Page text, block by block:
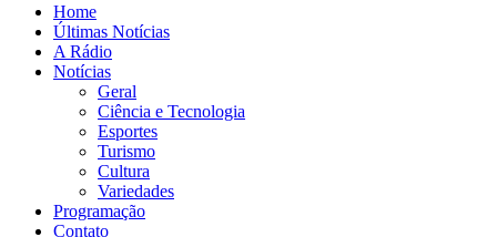
Home
Últimas Notícias
A Rádio
Notícias
Geral
Ciência e Tecnologia
Esportes
Turismo
Cultura
Variedades
Programação
Contato